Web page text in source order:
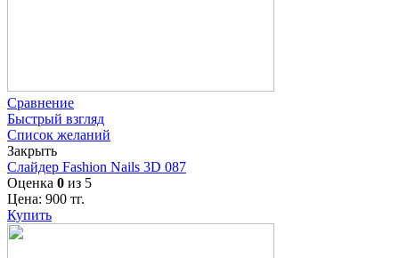
Сравнение
Быстрый взгляд
Список желаний
Закрыть
Слайдер Fashion Nails 3D 087
Оценка 0 из 5
Цена: 900 тг.
Купить